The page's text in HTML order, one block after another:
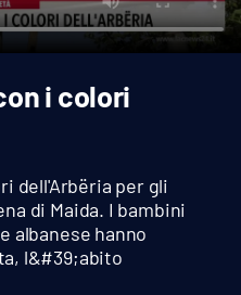
i colori
dell'Arbëria per gli
di Maida. I bambini
albanese hanno
l&#39;abito